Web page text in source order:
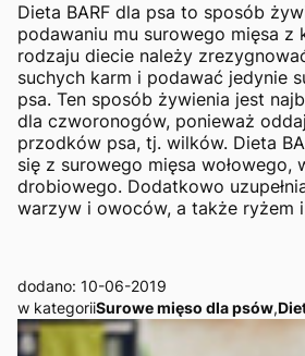
Dieta BARF dla psa to sposób
podawaniu mu surowego mięsa z
rodzaju diecie należy
suchych karm i podawać jedynie
psa. Ten sposób żywienia jest
dla czworonogów, ponieważ
przodków psa, tj. wilków. Dieta
się z surowego mięsa wołowego,
drobiowego. Dodatkowo
warzyw i owoców, a także ryżem
dodano: 10-06-2019
w kategoriiSurowe mięso dla psów,